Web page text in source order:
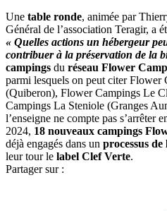
Une table ronde, animée par
Général de l’association Teragir, a
« Quelles actions un hébergeur
contribuer à la préservation de la
campings du réseau Flower
parmi lesquels on peut citer
(Quiberon), Flower Campings Le
Campings La Steniole (Granges
l’enseigne ne compte pas s’arrêter
2024, 18 nouveaux campings
déjà engagés dans un processus
leur tour le label Clef Verte.
Partager sur :